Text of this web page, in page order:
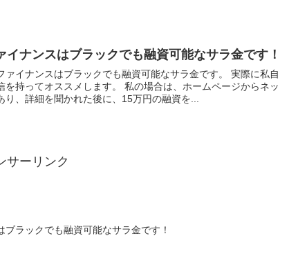
イナンスはブラックでも融資可能なサラ金です！
ァイナンスはブラックでも融資可能なサラ金です。 実際に私自
を持ってオススメします。 私の場合は、ホームページからネッ
り、詳細を聞かれた後に、15万円の融資を...
サーリンク
ラックでも融資可能なサラ金です！